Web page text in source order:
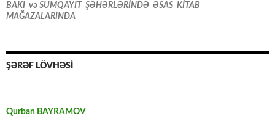
BAKI və SUMQAYIT ŞƏHƏRLƏRİNDƏ ƏSAS KİTAB
MAĞAZALARINDA
ŞƏRƏF LÖVHƏSİ
Qurban BAYRAMOV